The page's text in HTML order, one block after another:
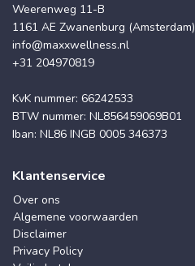
Weerenweg 11-B
1161 AE Zwanenburg (Amsterdam)
info@maxxwellness.nl
+31 204970819
KvK nummer: 66242533
BTW nummer: NL856459069B01
Iban: NL86 INGB 0005 346373
Klantenservice
Over ons
Algemene voorwaarden
Disclaimer
Privacy Policy